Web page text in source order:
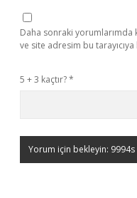
Daha sonraki yorumlarımda
ve site adresim bu
5 + 3 kaçtır?*